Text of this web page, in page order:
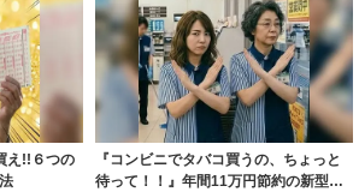
え!!６つの
『コンビニでタバコ買うの、ちょっと
待って！！』年間11万円節約の新型タ